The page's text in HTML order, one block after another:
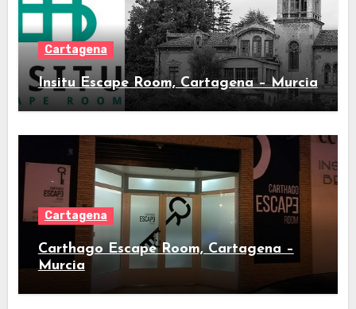
Cartagena
Insitu Escape Room, Cartagena – Murcia
Cartagena
Carthago Escape Room, Cartagena –
Murcia